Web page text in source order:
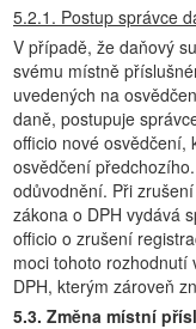
5.2.1. Postup správce
V případě, že daňový
svému místně
uvedených na
daně, postupuje
officio nové osvědčení,
osvědčení
odůvodnění. Při
zákona o DPH vydává
officio o zrušení
moci tohoto rozhodnutí
DPH, kterým zároveň
5.3. Změna místní